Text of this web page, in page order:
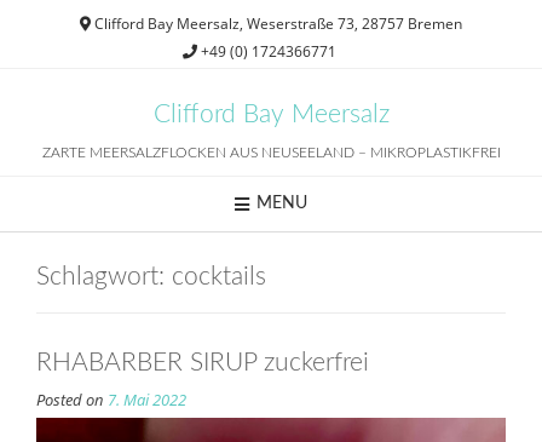
Clifford Bay Meersalz, Weserstraße 73, 28757 Bremen
+49 (0) 1724366771
Clifford Bay Meersalz
ZARTE MEERSALZFLOCKEN AUS NEUSEELAND – MIKROPLASTIKFREI
MENU
Schlagwort: cocktails
RHABARBER SIRUP zuckerfrei
Posted on 7. Mai 2022